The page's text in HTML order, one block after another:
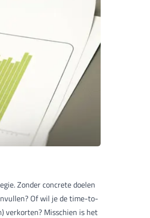
Zonder concrete doelen
Of wil je de time-to-
verkorten? Misschien is het